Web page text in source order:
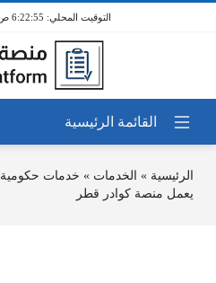
6:22:55 ص / 8 أغسطس 2026
الرئيسية » الخدمات » خدمات حكومية
يعمل منصة كوادر قطر